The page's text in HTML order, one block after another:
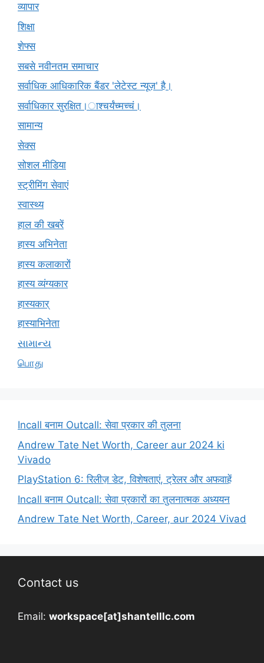
व्यापार
शिक्षा
शेफ्स
सबसे नवीनतम समाचार
सर्वाधिक आधिकारिक बैंडर 'लेटेस्ट न्यूज़' है।
सर्वाधिकार सुरक्षित।ाश्चर्यंच्मच्चं।
सामान्य
सेक्स
सोशल मीडिया
स्ट्रीमिंग सेवाएं
स्वास्थ्य
हाल की खबरें
हास्य अभिनेता
हास्य कलाकारों
हास्य व्यंग्यकार
हास्यकार्
हास्याभिनेता
સામાન્ય
பொது
Incall बनाम Outcall: सेवा प्रकार की तुलना
Andrew Tate Net Worth, Career aur 2024 ki
Vivado
PlayStation 6: रिलीज़ डेट, विशेषताएं, ट्रेलर और अफवाहें
Incall बनाम Outcall: सेवा प्रकारों का तुलनात्मक अध्ययन
Andrew Tate Net Worth, Career, aur 2024 Vivad
Contact us
Email: workspace[at]shantelllc.com